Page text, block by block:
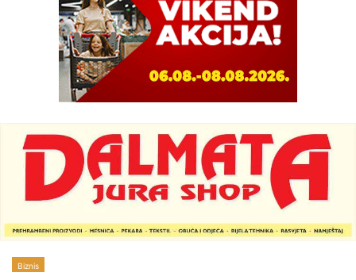
Biznis